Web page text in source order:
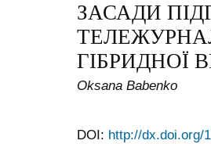
ЗАСАДИ
ГІБРИДНОЇ
Oksana Babenko
DOI: http://dx.doi.org/